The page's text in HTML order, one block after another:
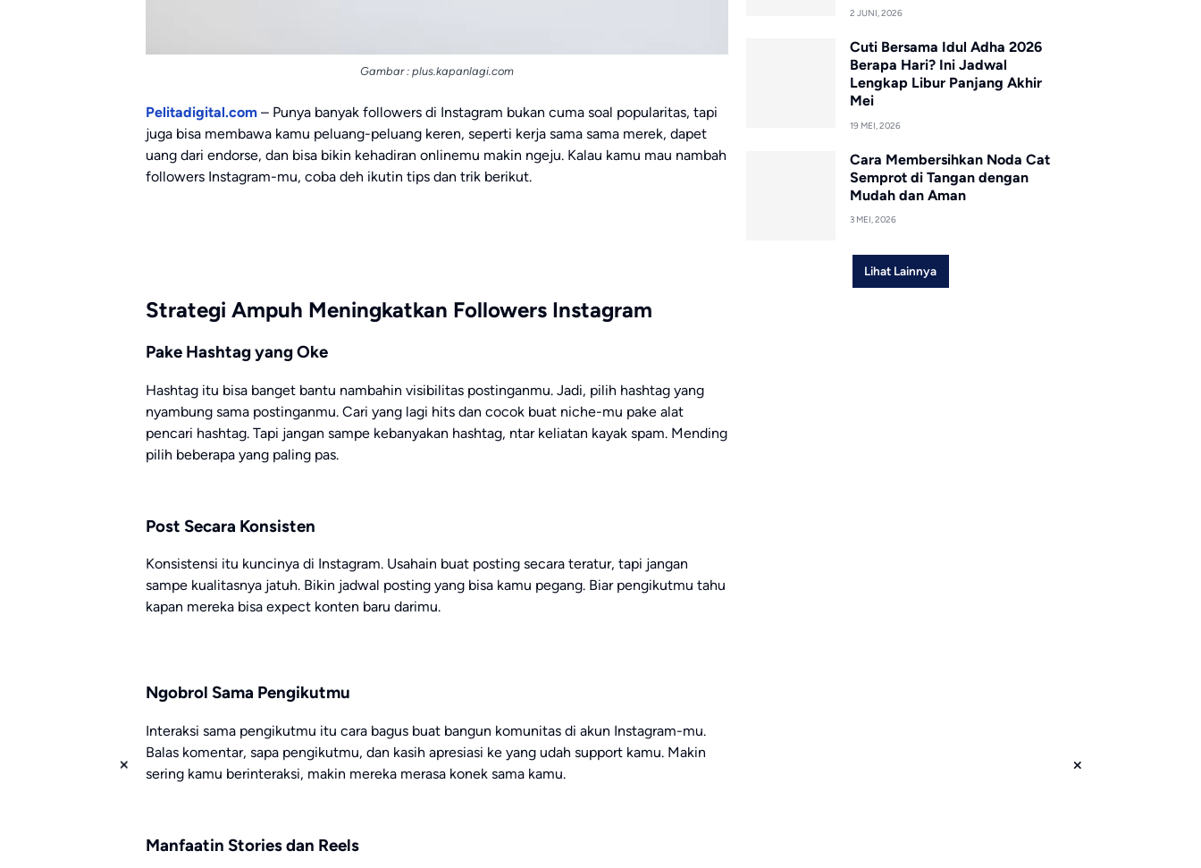
Gambar : plus.kapanlagi.com
Pelitadigital.com – Punya banyak followers di Instagram bukan cuma soal popularitas, tapi
juga bisa membawa kamu peluang-peluang keren, seperti kerja sama sama merek, dapet
uang dari endorse, dan bisa bikin kehadiran onlinemu makin ngeju. Kalau kamu mau nambah
followers Instagram-mu, coba deh ikutin tips dan trik berikut.
Strategi Ampuh Meningkatkan Followers Instagram
Pake Hashtag yang Oke
Hashtag itu bisa banget bantu nambahin visibilitas postinganmu. Jadi, pilih hashtag yang
nyambung sama postinganmu. Cari yang lagi hits dan cocok buat niche-mu pake alat
pencari hashtag. Tapi jangan sampe kebanyakan hashtag, ntar keliatan kayak spam. Mending
pilih beberapa yang paling pas.
Post Secara Konsisten
Konsistensi itu kuncinya di Instagram. Usahain buat posting secara teratur, tapi jangan
sampe kualitasnya jatuh. Bikin jadwal posting yang bisa kamu pegang. Biar pengikutmu tahu
kapan mereka bisa expect konten baru darimu.
Ngobrol Sama Pengikutmu
Interaksi sama pengikutmu itu cara bagus buat bangun komunitas di akun Instagram-mu.
Balas komentar, sapa pengikutmu, dan kasih apresiasi ke yang udah support kamu. Makin
sering kamu berinteraksi, makin mereka merasa konek sama kamu.
Manfaatin Stories dan Reels
2 JUNI, 2026
Cuti Bersama Idul Adha 2026
Berapa Hari? Ini Jadwal
Lengkap Libur Panjang Akhir
Mei
19 MEI, 2026
Cara Membersihkan Noda Cat
Semprot di Tangan dengan
Mudah dan Aman
3 MEI, 2026
Lihat Lainnya